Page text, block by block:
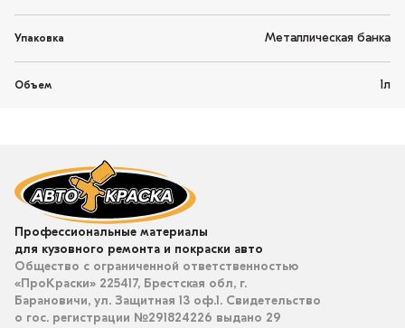
Упаковка Металлическая банка
Объем 1л
Профессиональные материалы
для кузовного ремонта и покраски авто
Общество с ограниченной ответственностью
«ПроКраски» 225417, Брестская обл, г.
Барановичи, ул. Защитная 13 оф.1. Свидетельство
о гос. регистрации №291824226 выдано 29